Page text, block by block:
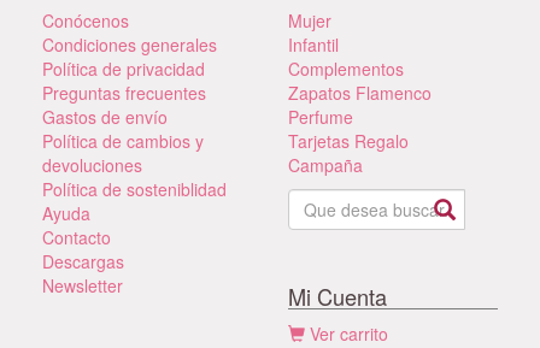
Conócenos
Condiciones generales
Política de privacidad
Preguntas frecuentes
Gastos de envío
Política de cambios y
devoluciones
Política de sosteniblidad
Ayuda
Contacto
Descargas
Newsletter
Mujer
Infantil
Complementos
Zapatos Flamenco
Perfume
Tarjetas Regalo
Campaña
Mi Cuenta
Ver carrito